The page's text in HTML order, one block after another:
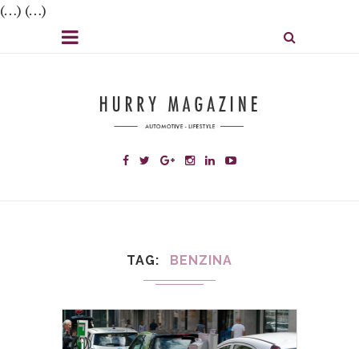
(…) (…)
TAG BENZINA